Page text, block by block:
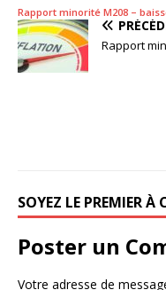
Rapport minorité M208 –
Rapport
SOYEZ LE PREMIER À
Poster un
Votre adresse de